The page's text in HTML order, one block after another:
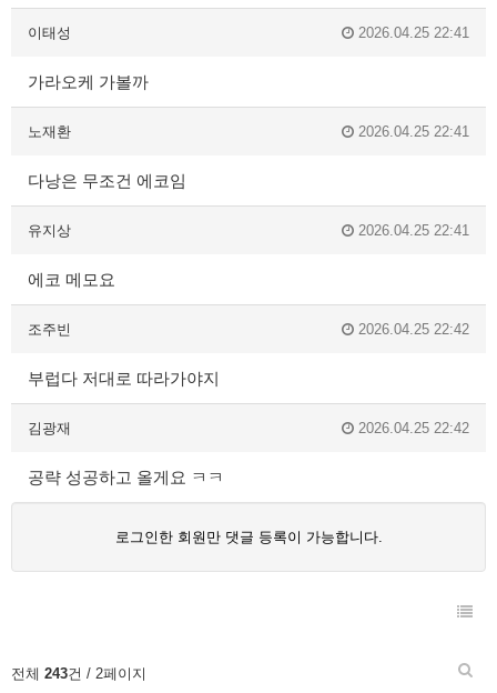
이태성 2026.04.25 22:41
가라오케 가볼까
노재환 2026.04.25 22:41
다낭은 무조건 에코임
유지상 2026.04.25 22:41
에코 메모요
조주빈 2026.04.25 22:42
부럽다 저대로 따라가야지
김광재 2026.04.25 22:42
공략 성공하고 올게요 ㅋㅋ
로그인한 회원만 댓글 등록이 가능합니다.
전체 243건 / 2페이지